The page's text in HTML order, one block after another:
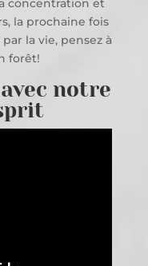
concentration et
la prochaine fois
la vie, pensez à
forêt!
notre